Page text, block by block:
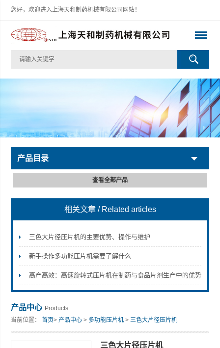
您好，欢迎进入上海天和制药机械有限公司网站！
上海天和制药机械有限公司
产品目录
查看全部产品
相关文章 / Related articles
三色大片径压片机的主要优势、操作与维护
新手操作多功能压片机需要了解什么
高产高效：高速旋转式压片机在制药与食品片剂生产中的优势
产品中心 Products
当前位置：首页>产品中心 > 多功能压片机 >三色大片径压片机
三色大片径压片机